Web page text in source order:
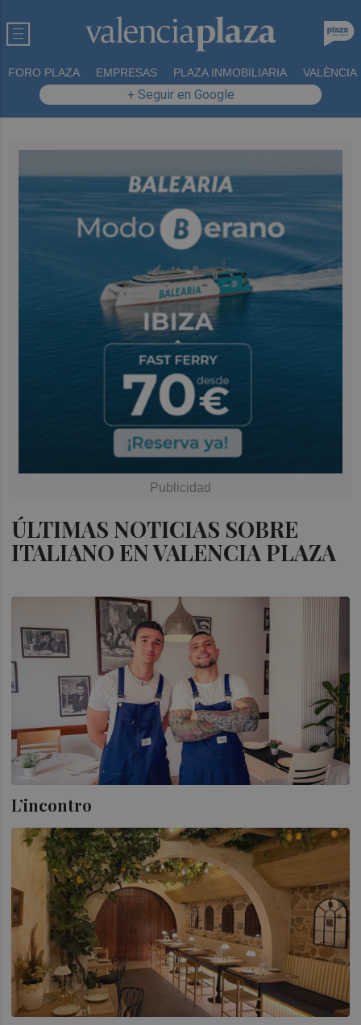
FORO PLAZA EMPRESAS PLAZA INMOBILIARIA VALÈNCIA
+ Seguir en Google
ÚLTIMAS NOTICIAS SOBRE
ITALIANO EN VALENCIA PLAZA
L’incontro